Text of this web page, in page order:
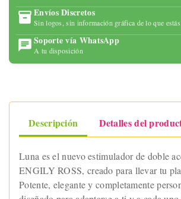
Envíos Discretos
Sin logos, sin información gráfica de lo que
Soporte vía WhatsApp
A tu disposición
Descripción Detalles del
Luna es el nuevo estimulador de doble
ENGILY ROSS, creado para llevar tu
Potente, elegante y completamente